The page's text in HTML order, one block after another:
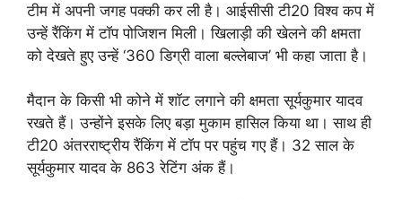
टीम में अपनी जगह पक्की कर ली है। आईसीसी टी20 विश्व कप में
उन्हें रैंकिंग में टॉप पोजिशन मिली। खिलाड़ी की खेलने की क्षमता
को देखते हुए उन्हें ‘360 डिग्री वाला बल्लेबाज’ भी कहा जाता है।
मैदान के किसी भी कोने में शॉट लगाने की क्षमता सूर्यकुमार यादव
रखते हैं। उन्होंने इसके लिए बड़ा मुकाम हासिल किया था। साथ ही
टी20 अंतरराष्ट्रीय रैंकिंग में टॉप पर पहुंच गए हैं। 32 साल के
सूर्यकुमार यादव के 863 रेटिंग अंक हैं।